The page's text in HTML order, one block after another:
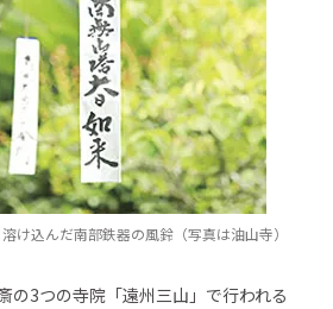
け込んだ南部鉄器の風鈴（写真は油山寺）
の3つの寺院「遠州三山」で行われる